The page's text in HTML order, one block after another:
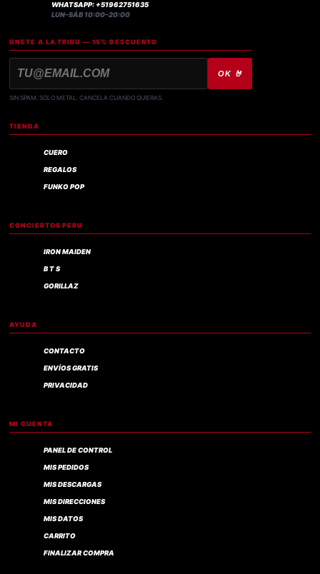
WHATSAPP: +51962751635
LUN–SÁB 10:00–20:00
ÚNETE A LA TRIBU — 15% DESCUENTO
OK 🤘
SIN SPAM. SOLO METAL. CANCELA CUANDO QUIERAS.
TIENDA
CUERO
REGALOS
FUNKO POP
CONCIERTOS PERU
IRON MAIDEN
B T S
GORILLAZ
AYUDA
CONTACTO
ENVÍOS GRATIS
PRIVACIDAD
MI CUENTA
PANEL DE CONTROL
MIS PEDIDOS
MIS DESCARGAS
MIS DIRECCIONES
MIS DATOS
CARRITO
FINALIZAR COMPRA